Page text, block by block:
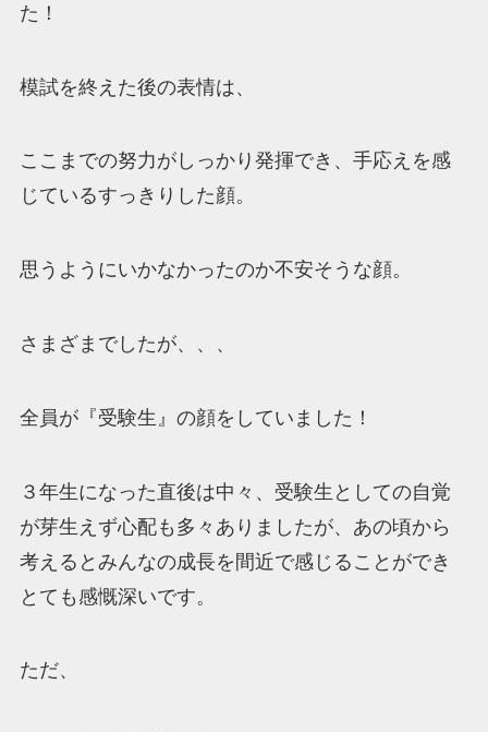
た！
模試を終えた後の表情は、
ここまでの努力がしっかり発揮でき、手応えを感
じているすっきりした顔。
思うようにいかなかったのか不安そうな顔。
さまざまでしたが、、、
全員が『受験生』の顔をしていました！
３年生になった直後は中々、受験生としての自覚
が芽生えず心配も多々ありましたが、あの頃から
考えるとみんなの成長を間近で感じることができ
とても感慨深いです。
ただ、